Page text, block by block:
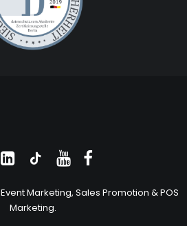
Event Marketing, Sales Promotion &POS
Marketing.